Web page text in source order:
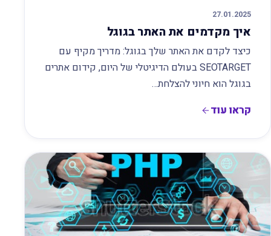
27.01.2025
איך מקדמים את האתר בגוגל
כיצד לקדם את האתר שלך בגוגל: מדריך מקיף עם
SEOTARGET בעולם הדיגיטלי של היום, קידום אתרים
בגוגל הוא חיוני להצלחת…
קראו עוד